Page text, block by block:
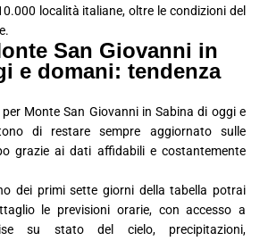
località italiane, oltre le condizioni del
San Giovanni in
e domani: tendenza
Monte San Giovanni in Sabina di oggi e
di restare sempre aggiornato sulle
grazie ai dati affidabili e costantemente
dei primi sette giorni della tabella potrai
le previsioni orarie, con accesso a
su stato del cielo, precipitazioni,